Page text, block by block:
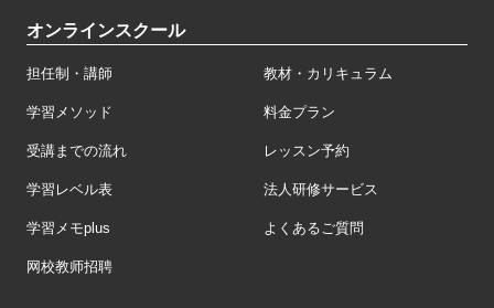
オンラインスクール
担任制・講師 教材・カリキュラム
学習メソッド 料金プラン
受講までの流れ レッスン予約
学習レベル表 法人研修サービス
学習メモplus よくあるご質問
网校教师招聘